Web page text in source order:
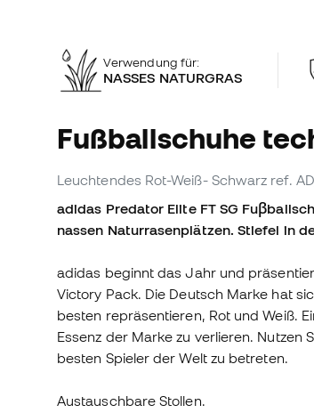
Verwendung für:
NASSES NATURGRAS
Fußballschuhe
Leuchtendes Rot-Weiß- Schwarz ref.
adidas Predator Elite FT SG
nassen Naturrasenplätzen. Stiefel in
adidas beginnt das Jahr und
Victory Pack. Die Deutsch Marke hat
besten repräsentieren, Rot und Weiß.
Essenz der Marke zu verlieren. Nutzen
besten Spieler der Welt zu betreten.
Austauschbare Stollen.